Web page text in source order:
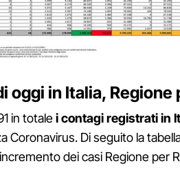
oggi in Italia, Regione
in totalei contagi registrati in
Coronavirus. Di seguito la
dei casi Regione per